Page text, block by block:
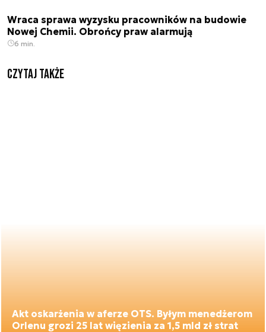
Wraca sprawa wyzysku pracowników na budowie
Nowej Chemii. Obrońcy praw alarmują
6 min.
Czytaj także
Akt oskarżenia w aferze OTS. Byłym menedżerom
Orlenu grozi 25 lat więzienia za 1,5 mld zł strat